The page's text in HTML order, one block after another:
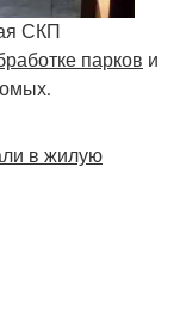
СКП
парков и
в жилую